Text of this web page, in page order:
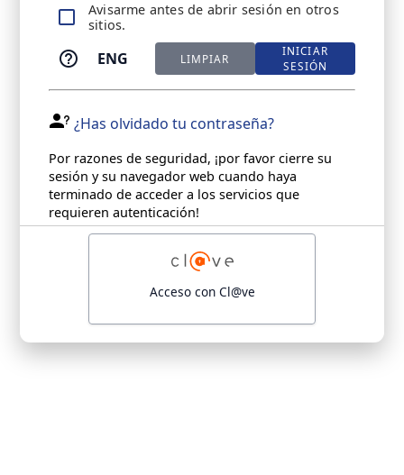
Avisarme antes de abrir sesión en otros
sitios.
ENG LIMPIAR
INICIAR
SESIÓN
¿Has olvidado tu contraseña?
Por razones de seguridad, ¡por favor cierre su
sesión y su navegador web cuando haya
terminado de acceder a los servicios que
requieren autenticación!